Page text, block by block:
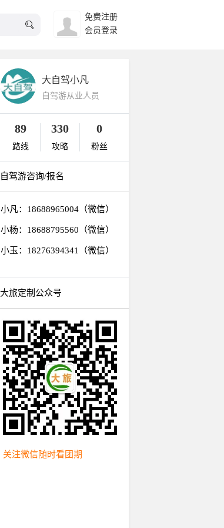
免费注册
会员登录
大自驾小凡
自驾游从业人员
89
路线
330
攻略
0
粉丝
自驾游咨询/报名
小凡：18688965004（微信）
小杨：18688795560（微信）
小玉：18276394341（微信）
大旅定制公众号
关注微信随时看团期